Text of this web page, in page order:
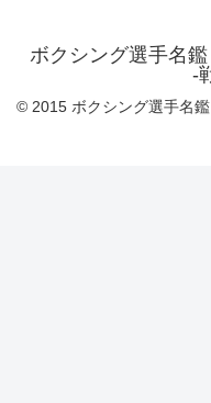
ボクシング選手名
-
© 2015 ボクシング選手名